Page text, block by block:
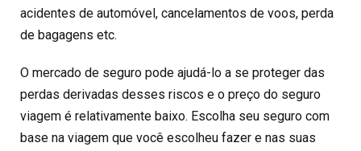
acidentes de automóvel, cancelamentos de voos, perda
de bagagens etc.
O mercado de seguro pode ajudá-lo a se proteger das
perdas derivadas desses riscos e o preço do seguro
viagem é relativamente baixo. Escolha seu seguro com
base na viagem que você escolheu fazer e nas suas